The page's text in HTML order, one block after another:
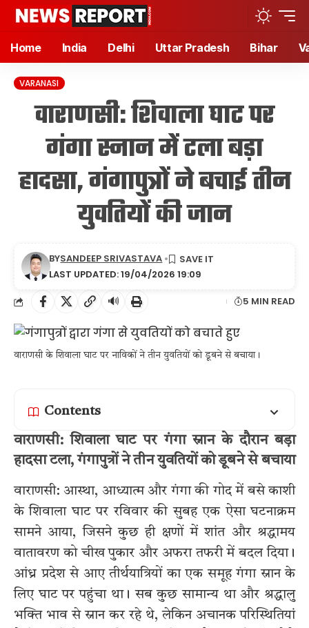
Home India Delhi Uttar Pradesh Bihar
VARANASI
वाराणसी: शिवाला घाट पर
गंगा स्नान में टला बड़ा
हादसा, गंगापुत्रों ने बचाई तीन
युवतियों की जान
LAST UPDATED: 19/04/2026 19:09
BYSANDEEP SRIVASTAVA
🔊 5 MIN READ
वाराणसी के शिवाला घाट पर नाविकों ने तीन युवतियों को डूबने से बचाया।
Contents
वाराणसी: शिवाला घाट पर गंगा स्नान के दौरान बड़ा
हादसा टला, गंगापुत्रों ने तीन युवतियों को डूबने से बचाया
वाराणसी: आस्था, आध्यात्म और गंगा की गोद में बसे काशी
के शिवाला घाट पर रविवार की सुबह एक ऐसा घटनाक्रम
सामने आया, जिसने कुछ ही क्षणों में शांत और श्रद्धामय
वातावरण को चीख पुकार और अफरा तफरी में बदल दिया।
आंध्र प्रदेश से आए तीर्थयात्रियों का एक समूह गंगा स्नान के
लिए घाट पर पहुंचा था। सब कुछ सामान्य था और श्रद्धालु
भक्ति भाव से स्नान कर रहे थे, लेकिन अचानक परिस्थितियां